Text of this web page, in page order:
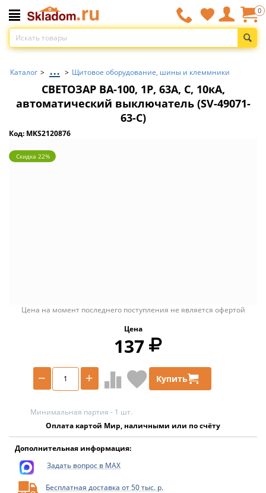
0
Каталог > ... > Щитовое оборудование, шины и клеммники
СВЕТОЗАР ВА-100, 1P, 63А, C, 10кА,
автоматический выключатель (SV-49071-
63-C)
Код: MKS2120876
Скидка 22%
Цена на момент последнего поступления не является офертой
Цена
137
+
− Купить
Минимальная партия - 1 шт.
Оплата картой Мир, наличными или по счёту
Дополнительная информация:
Задать вопрос в MAX
Бесплатная доставка от 50 тыс. р.